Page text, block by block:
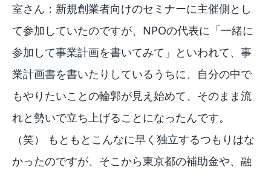
室さん：新規創業者向けのセミナーに主催側とし
て参加していたのですが、NPOの代表に「一緒に
参加して事業計画を書いてみて」といわれて、事
業計画書を書いたりしているうちに、自分の中で
もやりたいことの輪郭が見え始めて、そのまま流
れと勢いで立ち上げることになったんです。
（笑） もともとこんなに早く独立するつもりはな
かったのですが、そこから東京都の補助金や、融